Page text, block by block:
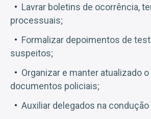
Lavrar boletins de ocorrência,
processuais;
Formalizar depoimentos de
suspeitos;
Organizar e manter atualizado
documentos policiais;
Auxiliar delegados na